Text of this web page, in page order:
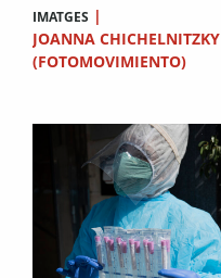
IMATGES |
JOANNA CHICHELNITZKY
(FOTOMOVIMIENTO)